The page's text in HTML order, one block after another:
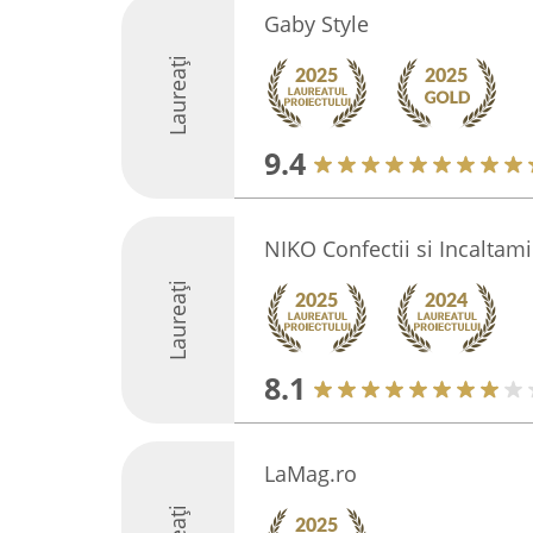
Laureați
Gaby Style
9.4
Laureați
NIKO Confectii si
8.1
LaMag.ro